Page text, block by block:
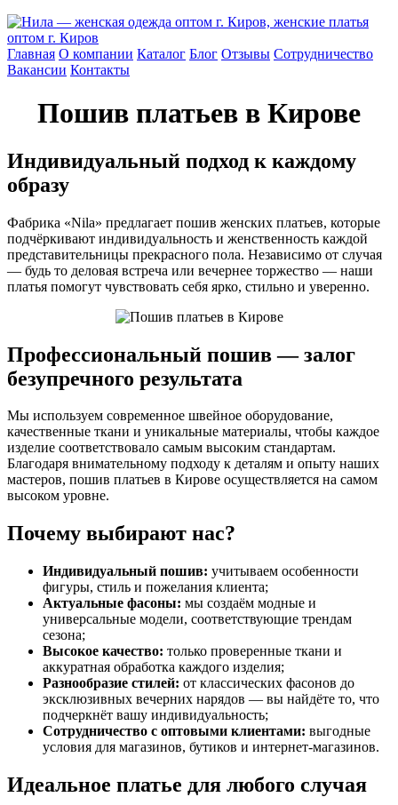
Главная О компании Каталог Блог Отзывы Сотрудничество
Вакансии Контакты
Пошив платьев в Кирове
Индивидуальный подход к каждому
образу
Фабрика «Nila» предлагает пошив женских платьев, которые
подчёркивают индивидуальность и женственность каждой
представительницы прекрасного пола. Независимо от случая
— будь то деловая встреча или вечернее торжество — наши
платья помогут чувствовать себя ярко, стильно и уверенно.
Профессиональный пошив — залог
безупречного результата
Мы используем современное швейное оборудование,
качественные ткани и уникальные материалы, чтобы каждое
изделие соответствовало самым высоким стандартам.
Благодаря внимательному подходу к деталям и опыту наших
мастеров, пошив платьев в Кирове осуществляется на самом
высоком уровне.
Почему выбирают нас?
Индивидуальный пошив: учитываем особенности
фигуры, стиль и пожелания клиента;
Актуальные фасоны: мы создаём модные и
универсальные модели, соответствующие трендам
сезона;
Высокое качество: только проверенные ткани и
аккуратная обработка каждого изделия;
Разнообразие стилей: от классических фасонов до
эксклюзивных вечерних нарядов — вы найдёте то, что
подчеркнёт вашу индивидуальность;
Сотрудничество с оптовыми клиентами: выгодные
условия для магазинов, бутиков и интернет-магазинов.
Идеальное платье для любого случая